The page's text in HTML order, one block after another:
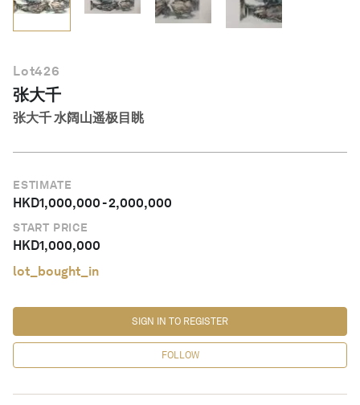
Lot426
张大千
张大千 水阔山遥极目眺
ESTIMATE
HKD1,000,000-2,000,000
START PRICE
HKD1,000,000
lot_bought_in
FOLLOW
SIGN IN TO REGISTER